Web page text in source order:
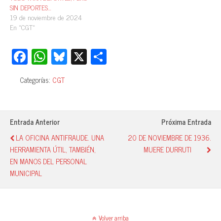
SIN DEPORTES…
19 de noviembre de 2024
En «CGT»
Fa
ce
bo
ok
W
ha
ts
A
pp
Bl
ue
y
X
pa
Categorías: CGT
Entrada Anterior
LA OFICINA ANTIFRAUDE. UNA
HERRAMIENTA ÚTIL, TAMBIÉN,
EN MANOS DEL PERSONAL
MUNICIPAL
Próxima Entrada
20 DE NOVIEMBRE DE 1936.
MUERE DURRUTI
Volver arriba